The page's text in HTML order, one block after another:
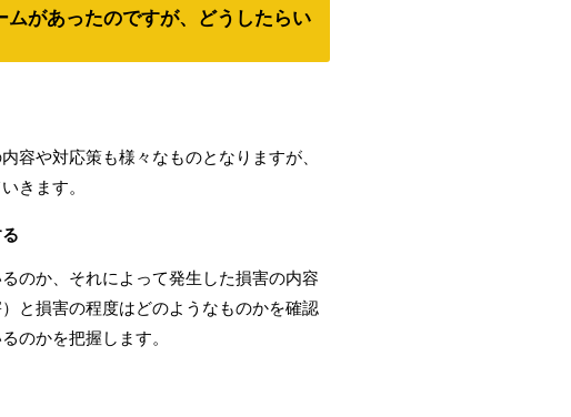
ムがあったのですが、どうしたらい
容や対応策も様々なものとなりますが、
きます。
のか、それによって発生した損害の内容
と損害の程度はどのようなものかを確認
のかを把握します。